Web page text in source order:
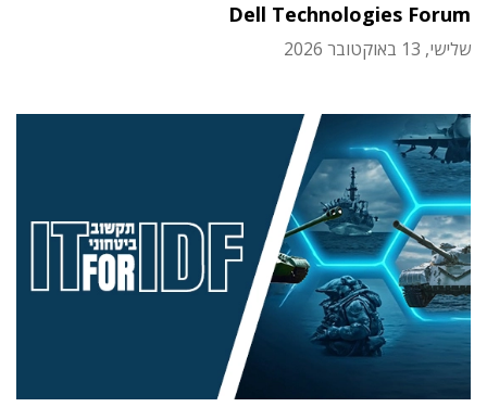
Dell Technologies Forum
שלישי, 13 באוקטובר 2026